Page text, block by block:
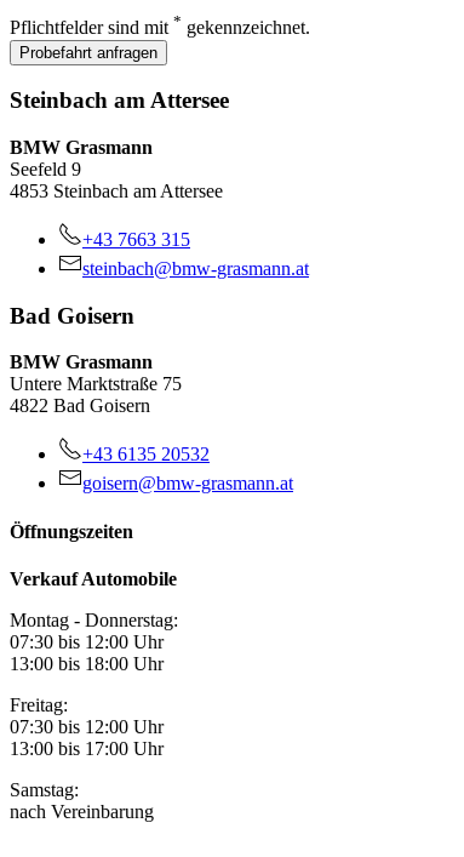
Pflichtfelder sind mit * gekennzeichnet.
Probefahrt anfragen
Steinbach am Attersee
BMW Grasmann
Seefeld 9
4853 Steinbach am Attersee
+43 7663 315
steinbach@bmw-grasmann.at
Bad Goisern
BMW Grasmann
Untere Marktstraße 75
4822 Bad Goisern
+43 6135 20532
goisern@bmw-grasmann.at
Öffnungszeiten
Verkauf Automobile
Montag - Donnerstag:
07:30 bis 12:00 Uhr
13:00 bis 18:00 Uhr
Freitag:
07:30 bis 12:00 Uhr
13:00 bis 17:00 Uhr
Samstag:
nach Vereinbarung